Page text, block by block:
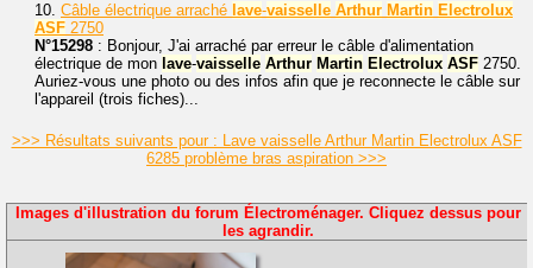
10. Câble électrique arraché lave-vaisselle Arthur Martin Electrolux
ASF 2750
N°15298 : Bonjour, J'ai arraché par erreur le câble d'alimentation
électrique de mon lave-vaisselle Arthur Martin Electrolux ASF 2750.
Auriez-vous une photo ou des infos afin que je reconnecte le câble sur
l'appareil (trois fiches)...
>>> Résultats suivants pour : Lave vaisselle Arthur Martin Electrolux ASF
6285 problème bras aspiration >>>
Images d'illustration du forum Électroménager. Cliquez dessus pour
les agrandir.